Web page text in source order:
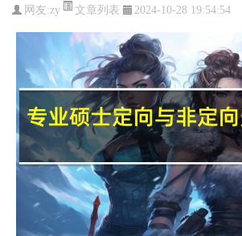
网友:zy 文章列表 2024-10-28 19:54:54